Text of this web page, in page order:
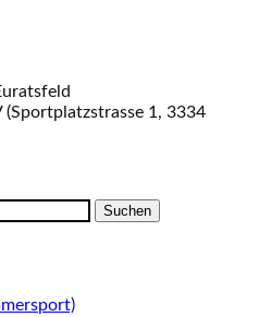
(Sportplatzstrasse 1, 3334